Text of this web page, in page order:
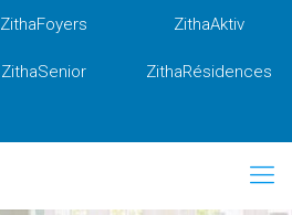
ZithaFoyers ZithaAktiv
ZithaSenior ZithaRésidences